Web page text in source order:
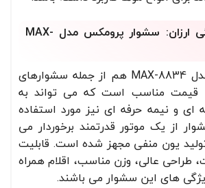
10. سشوار خانگی ارزان: سشوار پرومکس مدل MAX-
سشوار پرومکس مدل MAX-8834 هم از جمله سشوارهای
قیمت مناسب است که می تواند به
ای و نیمه حرفه ای نیز مورد استفاده
از یک موتور قدرتمند برخوردار می
یون منفی مجهز شده است. قابلیت
طراحی عالی، وزن مناسب، اقلام همراه
های این سشوار می باشند.